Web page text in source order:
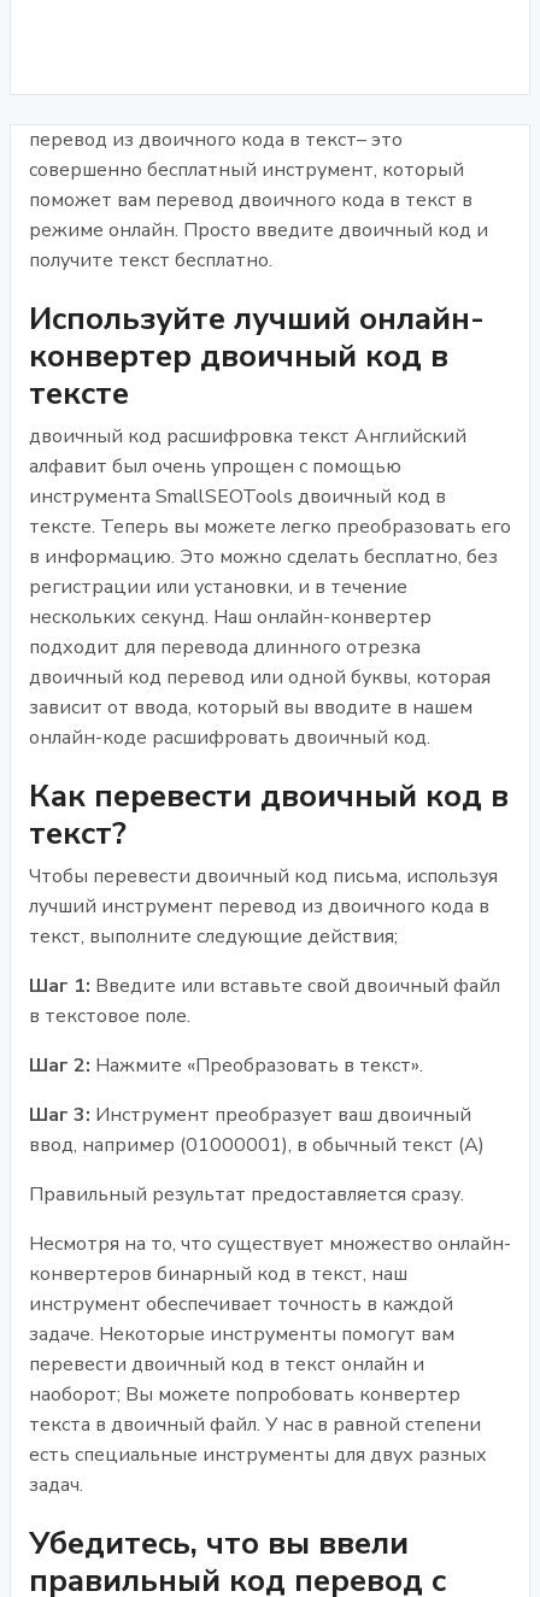
перевод из двоичного кода в текст– это
совершенно бесплатный инструмент, который
поможет вам перевод двоичного кода в текст в
режиме онлайн. Просто введите двоичный код и
получите текст бесплатно.
Используйте лучший онлайн-
конвертер двоичный код в
тексте
двоичный код расшифровка текст Английский
алфавит был очень упрощен с помощью
инструмента SmallSEOTools двоичный код в
тексте. Теперь вы можете легко преобразовать его
в информацию. Это можно сделать бесплатно, без
регистрации или установки, и в течение
нескольких секунд. Наш онлайн-конвертер
подходит для перевода длинного отрезка
двоичный код перевод или одной буквы, которая
зависит от ввода, который вы вводите в нашем
онлайн-коде расшифровать двоичный код.
Как перевести двоичный код в
текст?
Чтобы перевести двоичный код письма, используя
лучший инструмент перевод из двоичного кода в
текст, выполните следующие действия;
Шаг 1: Введите или вставьте свой двоичный файл
в текстовое поле.
Шаг 2: Нажмите «Преобразовать в текст».
Шаг 3: Инструмент преобразует ваш двоичный
ввод, например (01000001), в обычный текст (A)
Правильный результат предоставляется сразу.
Несмотря на то, что существует множество онлайн-
конвертеров бинарный код в текст, наш
инструмент обеспечивает точность в каждой
задаче. Некоторые инструменты помогут вам
перевести двоичный код в текст онлайн и
наоборот; Вы можете попробовать конвертер
текста в двоичный файл. У нас в равной степени
есть специальные инструменты для двух разных
задач.
Убедитесь, что вы ввели
правильный код перевод с